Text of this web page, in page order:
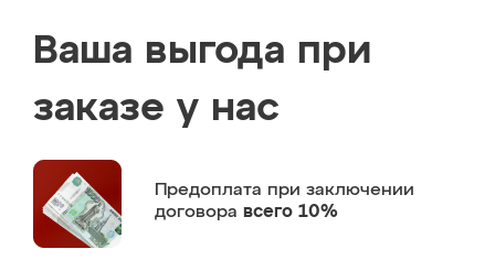
Ваша выгода при
заказе у нас
Предоплата при заключении
договора всего 10%